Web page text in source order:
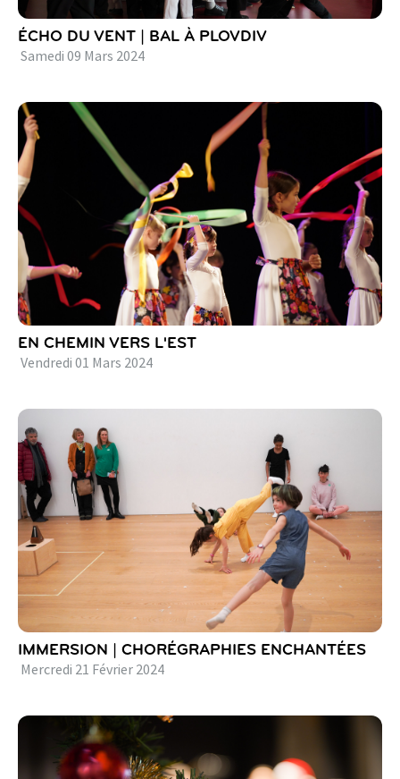
ÉCHO DU VENT | BAL À PLOVDIV
Samedi 09 Mars 2024
EN CHEMIN VERS L'EST
Vendredi 01 Mars 2024
IMMERSION | CHORÉGRAPHIES ENCHANTÉES
Mercredi 21 Février 2024